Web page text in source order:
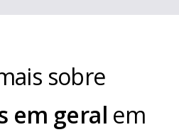
sobre
em geral em